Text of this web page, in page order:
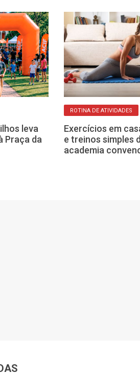
leva
Praça da
ROTINA DE ATIVIDADES
Exercícios em
e treinos simples
academia